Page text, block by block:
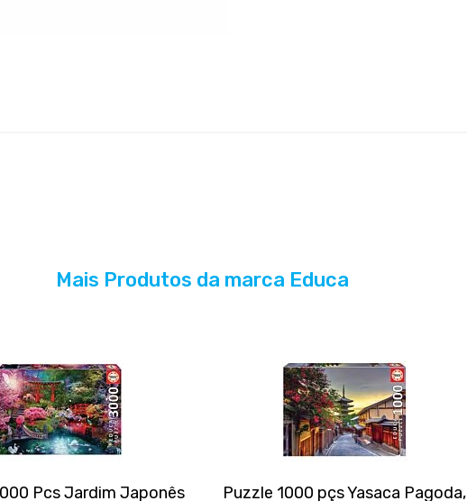
Mais Produtos da marca Educa
Pcs Jardim Japonês
Puzzle 1000 pçs Yasaca Pagoda,